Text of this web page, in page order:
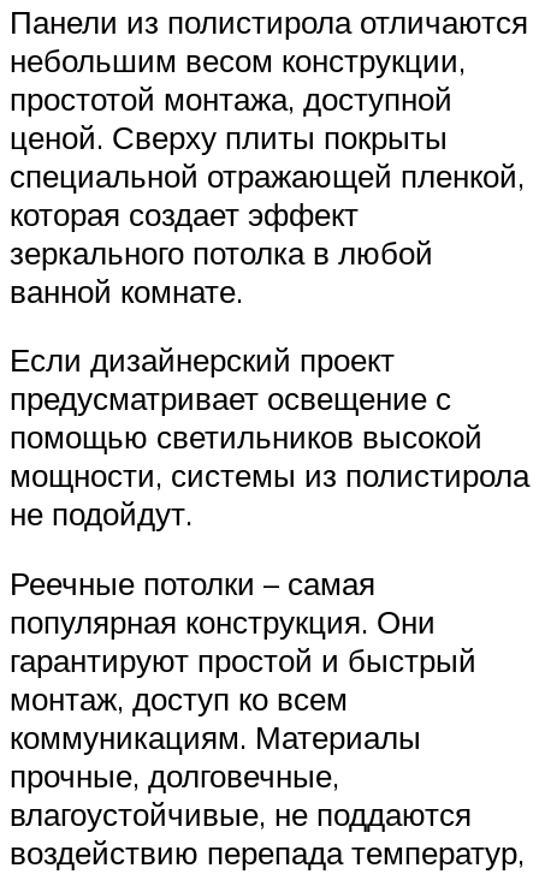
Панели из полистирола отличаются
небольшим весом конструкции,
простотой монтажа, доступной
ценой. Сверху плиты покрыты
специальной отражающей пленкой,
которая создает эффект
зеркального потолка в любой
ванной комнате.
Если дизайнерский проект
предусматривает освещение с
помощью светильников высокой
мощности, системы из полистирола
не подойдут.
Реечные потолки – самая
популярная конструкция. Они
гарантируют простой и быстрый
монтаж, доступ ко всем
коммуникациям. Материалы
прочные, долговечные,
влагоустойчивые, не поддаются
воздействию перепада температур,